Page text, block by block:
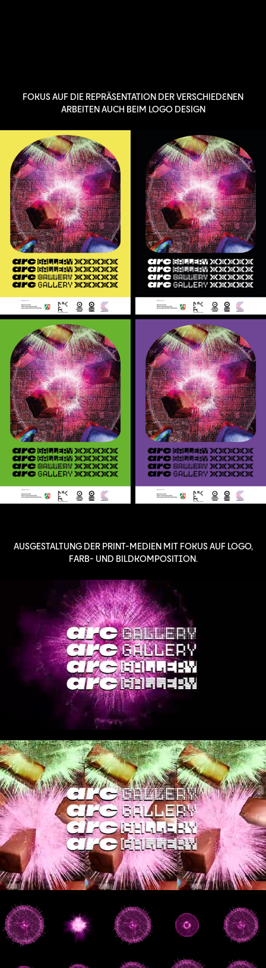
FOKUS AUF DIE REPRÄSENTATION DER VERSCHIEDENEN
ARBEITEN AUCH BEIM LOGO DESIGN
AUSGESTALTUNG DER PRINT-MEDIEN MIT FOKUS AUF LOGO,
FARB- UND BILDKOMPOSITION.